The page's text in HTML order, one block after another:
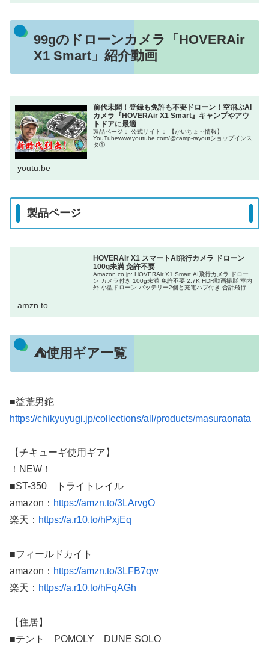
99gのドローンカメラ「HOVERAir
X1 Smart」紹介動画
前代未聞！登録も免許も不要ドローン！空飛ぶAI
カメラ『HOVERAir X1 Smart』キャンプやアウ
トドアに最適
製品ページ： 公式サイト： 【かいちょ～情報】
YouTubewww.youtube.com/@camp-rayoutショップインス
タ①
youtu.be
製品ページ
HOVERAir X1 スマートAI飛行カメラ ドローン
100g未満 免許不要
Amazon.co.jp: HOVERAir X1 Smart AI飛行カメラ ドロー
ン カメラ付き 100g未満 免許不要 2.7K HDR動画撮影 室内
外 小型ドローン バッテリー2個と充電ハブ付き 合計飛行時
amzn.to
⛺使用ギア一覧
■益荒男鉈
https://chikyuyugi.jp/collections/all/products/masuraonata
【チキューギ使用ギア】
！NEW！
■ST-350 トライトレイル
amazon： https://amzn.to/3LArvgO
楽天： https://a.r10.to/hPxjEq
■フィールドカイト
amazon： https://amzn.to/3LFB7qw
楽天： https://a.r10.to/hFqAGh
【住居】
■テント POMOLY DUNE SOLO